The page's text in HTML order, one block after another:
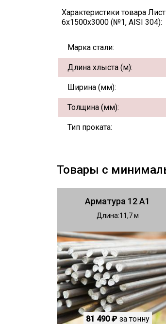
Характеристики товара
6х1500х3000 (№1, AISI 304):
Марка стали:
Длина хлыста (м):
Ширина (мм):
Толщина (мм):
Тип проката:
Товары с
Арматура 12 А1
Длина 11,7
81 490 ₽ за тонну